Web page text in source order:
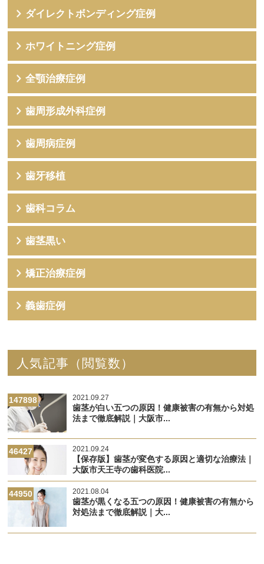
ダイレクトボンディング症例
ホワイトニング症例
全顎治療症例
歯周形成外科症例
歯周病症例
歯牙移植
歯科コラム
歯茎黒い
矯正治療症例
義歯症例
人気記事（閲覧数）
147898 2021.09.27
歯茎が白い五つの原因！健康被害の有無から対処
法まで徹底解説｜大阪市...
46427 2021.09.24
【保存版】歯茎が変色する原因と適切な治療法｜
大阪市天王寺の歯科医院...
44950 2021.08.04
歯茎が黒くなる五つの原因！健康被害の有無から
対処法まで徹底解説｜大...